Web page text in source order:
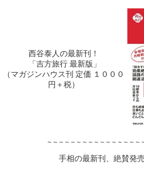
西谷泰人の最新刊！
「吉方旅行 最新版」
（マガジンハウス刊 定価 １０００
円＋税）
～～～～～～～～～～～～～～～～
手相の最新刊、絶賛発売